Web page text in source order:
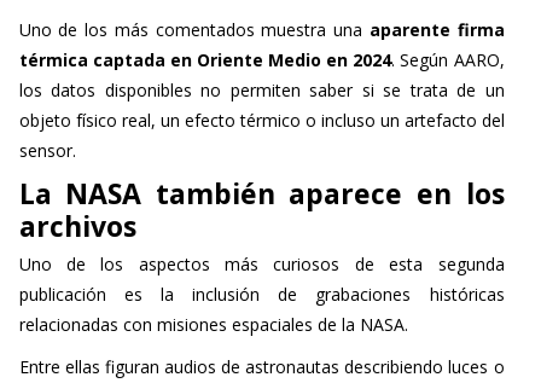
Uno de los más comentados muestra una aparente firma
térmica captada en Oriente Medio en 2024. Según AARO,
los datos disponibles no permiten saber si se trata de un
objeto físico real, un efecto térmico o incluso un artefacto del
sensor.
La NASA también aparece en los
archivos
Uno de los aspectos más curiosos de esta segunda
publicación es la inclusión de grabaciones históricas
relacionadas con misiones espaciales de la NASA.
Entre ellas figuran audios de astronautas describiendo luces o